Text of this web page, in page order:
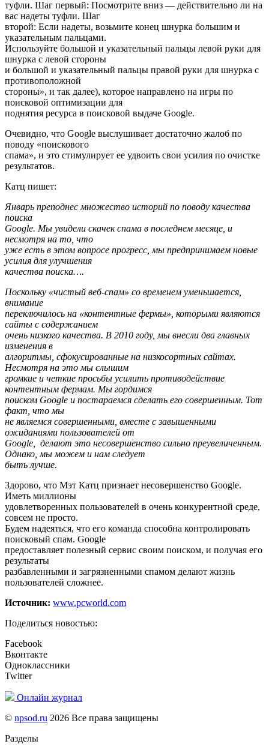
туфли. Шаг первый: Посмотрите вниз — действительно ли на
вас надеты туфли. Шаг
второй: Если надеты, возьмите конец шнурка большим и
указательным пальцами.
Используйте большой и указательный пальцы левой руки для
шнурка с левой стороны
и большой и указательный пальцы правой руки для шнурка с
противоположной
стороны», и так далее), которое направлено на игры по
поисковой оптимизации для
поднятия ресурса в поисковой выдаче Google.
Очевидно, что Google выслушивает достаточно жалоб по
поводу «поискового
спама», и это стимулирует ее удвоить свои усилия по очистке
результатов.
Катц пишет:
Январь преподнес множество историй по поводу качества
поиска
Google. Мы увидели скачек спама в последнем месяце, и
несмотря на то, что
уже есть в этом вопросе прогресс, мы предпринимаем новые
усилия для улучшения
качества поиска….
Поскольку «чистый веб-спам» со временем уменьшается,
внимание
переключилось на «контентные фермы», которыми являются
сайты с содержанием
очень низкого качества. В 2010 году, мы внесли два главных
изменения в
алгоритмы, сфокусированные на низкосортных сайтах.
Несмотря на это мы слышим
громкие и четкие просьбы усилить противодействие
контентным фермам. Мы гордимся
поиском Google и постараемся сделать его совершенным. Тот
факт, что мы
не являемся совершенными, вместе с завышенными
ожиданиями пользователей от
Google, делают это несовершенство сильно преувеличенным.
Однако , мы можем и нам следует
быть лучше.
Здорово, что Мэт Катц признает несовершенство Google.
Иметь миллионы
удовлетворенных пользователей в очень конкурентной среде,
совсем не просто.
Будем надеяться, что его команда способна контролировать
поисковый спам. Google
предоставляет полезный сервис своим поиском, и получая его
результаты
разбавленными и загрязненными спамом делают жизнь
пользователей сложнее.
Источник: www.pcworld.com
Поделиться новостью:
Facebook
Вконтакте
Одноклассники
Twitter
Онлайн журнал
© npsod.ru 2026 Все права защищены
Разделы